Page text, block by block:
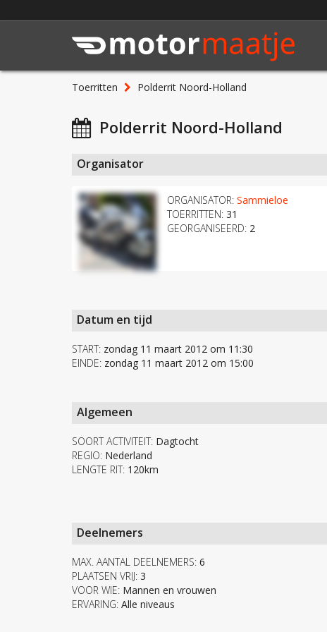
Toerritten Polderrit Noord-Holland
Polderrit Noord-Holland
Organisator
ORGANISATOR: Sammieloe
TOERRITTEN: 31
GEORGANISEERD: 2
Datum en tijd
START: zondag 11 maart 2012 om 11:30
EINDE: zondag 11 maart 2012 om 15:00
Algemeen
SOORT ACTIVITEIT: Dagtocht
REGIO: Nederland
LENGTE RIT: 120km
Deelnemers
MAX. AANTAL DEELNEMERS: 6
PLAATSEN VRIJ: 3
VOOR WIE: Mannen en vrouwen
ERVARING: Alle niveaus